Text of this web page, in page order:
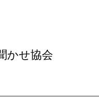
かせ協会